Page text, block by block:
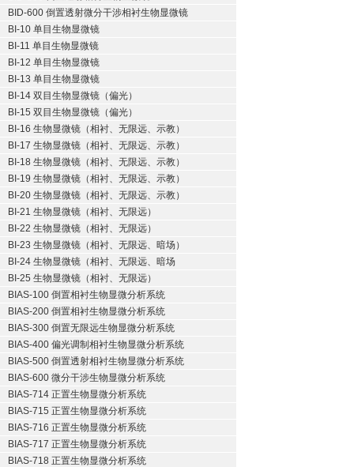
BID-600 倒置透射微分干涉相衬生物显微镜
BI-10 单目生物显微镜
BI-11 单目生物显微镜
BI-12 单目生物显微镜
BI-13 单目生物显微镜
BI-14 双目生物显微镜（偏光）
BI-15 双目生物显微镜（偏光）
BI-16 生物显微镜（相衬、无限远、示教）
BI-17 生物显微镜（相衬、无限远、示教）
BI-18 生物显微镜（相衬、无限远、示教）
BI-19 生物显微镜（相衬、无限远、示教）
BI-20 生物显微镜（相衬、无限远、示教）
BI-21 生物显微镜（相衬、无限远）
BI-22 生物显微镜（相衬、无限远）
BI-23 生物显微镜（相衬、无限远、暗场）
BI-24 生物显微镜（相衬、无限远、暗场
BI-25 生物显微镜（相衬、无限远）
BIAS-100 倒置相衬生物显微分析系统
BIAS-200 倒置相衬生物显微分析系统
BIAS-300 倒置无限远生物显微分析系统
BIAS-400 偏光调制相衬生物显微分析系统
BIAS-500 倒置透射相衬生物显微分析系统
BIAS-600 微分干涉生物显微分析系统
BIAS-714 正置生物显微分析系统
BIAS-715 正置生物显微分析系统
BIAS-716 正置生物显微分析系统
BIAS-717 正置生物显微分析系统
BIAS-718 正置生物显微分析系统